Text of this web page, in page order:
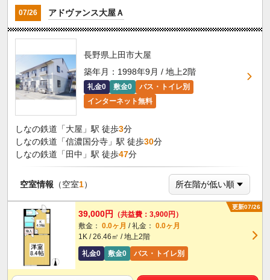
07/26 アドヴァンス大屋Ａ
長野県上田市大屋
築年月：1998年9月 / 地上2階
礼金0 敷金0
バス・トイレ別
インターネット無料
しなの鉄道「大屋」駅 徒歩3分
しなの鉄道「信濃国分寺」駅 徒歩30分
しなの鉄道「田中」駅 徒歩47分
空室情報 （空室1）
更新07/26
39,000円
（共益費：3,900円）
敷金： 0.0ヶ月 / 礼金： 0.0ヶ月
1K / 26.46㎡ / 地上2階
礼金0
敷金0 バス・トイレ別